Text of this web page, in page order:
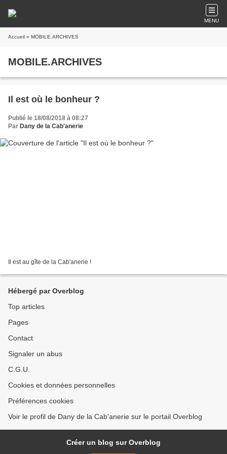
MENU
Accueil » MOBILE.ARCHIVES
MOBILE.ARCHIVES
Il est où le bonheur ?
Publié le 18/08/2018 à 08:27
Par Dany de la Cab'anerie
Il est au gîte de la Cab'anerie !
Hébergé par Overblog
Top articles
Pages
Contact
Signaler un abus
C.G.U.
Cookies et données personnelles
Préférences cookies
Voir le profil de Dany de la Cab'anerie sur le portail Overblog
Créer un blog sur Overblog